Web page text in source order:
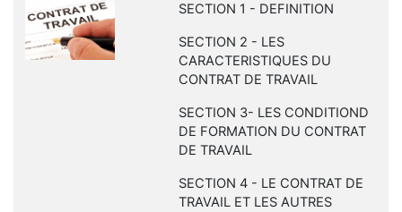
SECTION 1 - DEFINITION
SECTION 2 - LES
CARACTERISTIQUES DU
CONTRAT DE TRAVAIL
SECTION 3- LES CONDITIOND
DE FORMATION DU CONTRAT
DE TRAVAIL
SECTION 4 - LE CONTRAT DE
TRAVAIL ET LES AUTRES